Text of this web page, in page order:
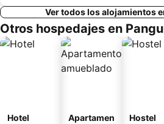
Ver todos los alojamientos
Otros hospedajes en
Hotel
Apartamen
Hostel